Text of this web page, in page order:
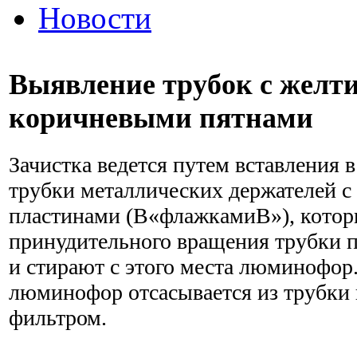
Новости
Выявление трубок с
коричневыми пятнами
Зачистка ведется путем
трубки металлических держателей
пластинами (В«флажкамиВ»),
принудительного вращения трубки
и стирают с этого места
люминофор отсасывается из трубки
фильтром.